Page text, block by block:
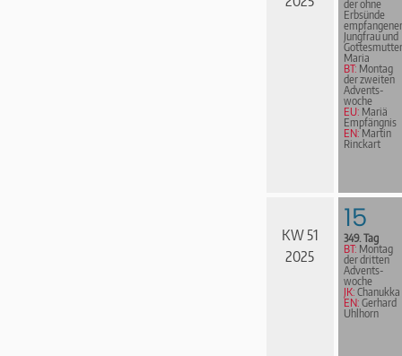
der ohne
Erbsünde
Jungfrau und
Gottesmutter
Maria
BT: Montag
der zweiten
Advents­
woche
EU: Mariä
Empfängnis
EN:Martin
Rinckart
KW 51
2025
15
349. Tag
BT: Montag
der dritten
Advents­
woche
JK: Chanukka
EN: Gerhard
Uhlhorn